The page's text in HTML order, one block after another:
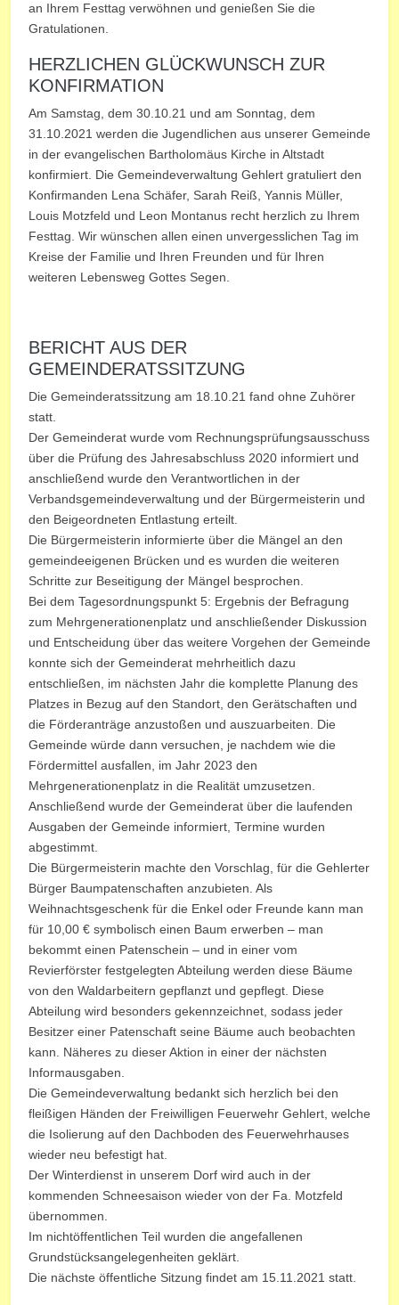
an Ihrem Festtag verwöhnen und genießen Sie die
Gratulationen.
HERZLICHEN GLÜCKWUNSCH ZUR
KONFIRMATION
Am Samstag, dem 30.10.21 und am Sonntag, dem
31.10.2021 werden die Jugendlichen aus unserer Gemeinde
in der evangelischen Bartholomäus Kirche in Altstadt
konfirmiert. Die Gemeindeverwaltung Gehlert gratuliert den
Konfirmanden Lena Schäfer, Sarah Reiß, Yannis Müller,
Louis Motzfeld und Leon Montanus recht herzlich zu Ihrem
Festtag. Wir wünschen allen einen unvergesslichen Tag im
Kreise der Familie und Ihren Freunden und für Ihren
weiteren Lebensweg Gottes Segen.
BERICHT AUS DER
GEMEINDERATSSITZUNG
Die Gemeinderatssitzung am 18.10.21 fand ohne Zuhörer
statt.
Der Gemeinderat wurde vom Rechnungsprüfungsausschuss
über die Prüfung des Jahresabschluss 2020 informiert und
anschließend wurde den Verantwortlichen in der
Verbandsgemeindeverwaltung und der Bürgermeisterin und
den Beigeordneten Entlastung erteilt.
Die Bürgermeisterin informierte über die Mängel an den
gemeindeeigenen Brücken und es wurden die weiteren
Schritte zur Beseitigung der Mängel besprochen.
Bei dem Tagesordnungspunkt 5: Ergebnis der Befragung
zum Mehrgenerationenplatz und anschließender Diskussion
und Entscheidung über das weitere Vorgehen der Gemeinde
konnte sich der Gemeinderat mehrheitlich dazu
entschließen, im nächsten Jahr die komplette Planung des
Platzes in Bezug auf den Standort, den Gerätschaften und
die Förderanträge anzustoßen und auszuarbeiten. Die
Gemeinde würde dann versuchen, je nachdem wie die
Fördermittel ausfallen, im Jahr 2023 den
Mehrgenerationenplatz in die Realität umzusetzen.
Anschließend wurde der Gemeinderat über die laufenden
Ausgaben der Gemeinde informiert, Termine wurden
abgestimmt.
Die Bürgermeisterin machte den Vorschlag, für die Gehlerter
Bürger Baumpatenschaften anzubieten. Als
Weihnachtsgeschenk für die Enkel oder Freunde kann man
für 10,00 € symbolisch einen Baum erwerben – man
bekommt einen Patenschein – und in einer vom
Revierförster festgelegten Abteilung werden diese Bäume
von den Waldarbeitern gepflanzt und gepflegt. Diese
Abteilung wird besonders gekennzeichnet, sodass jeder
Besitzer einer Patenschaft seine Bäume auch beobachten
kann. Näheres zu dieser Aktion in einer der nächsten
Informausgaben.
Die Gemeindeverwaltung bedankt sich herzlich bei den
fleißigen Händen der Freiwilligen Feuerwehr Gehlert, welche
die Isolierung auf den Dachboden des Feuerwehrhauses
wieder neu befestigt hat.
Der Winterdienst in unserem Dorf wird auch in der
kommenden Schneesaison wieder von der Fa. Motzfeld
übernommen.
Im nichtöffentlichen Teil wurden die angefallenen
Grundstücksangelegenheiten geklärt.
Die nächste öffentliche Sitzung findet am 15.11.2021 statt.